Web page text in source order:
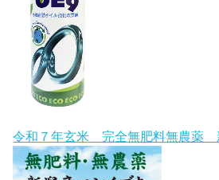
令和７年玄米 完全無肥料無農薬